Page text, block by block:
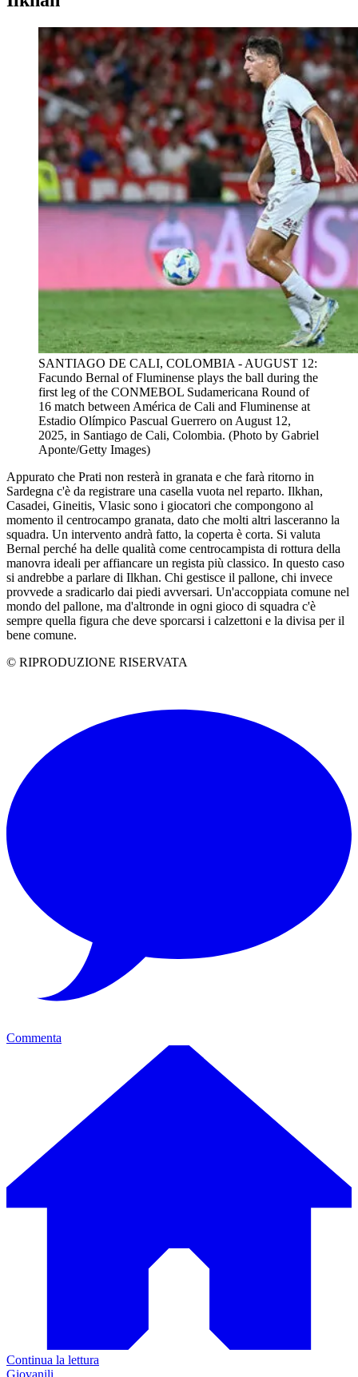
SANTIAGO DE CALI, COLOMBIA - AUGUST 12:
Facundo Bernal of Fluminense plays the ball during the
first leg of the CONMEBOL Sudamericana Round of
16 match between América de Cali and Fluminense at
Estadio Olímpico Pascual Guerrero on August 12,
2025, in Santiago de Cali, Colombia. (Photo by Gabriel
Aponte/Getty Images)
Appurato che Prati non resterà in granata e che farà ritorno in
Sardegna c'è da registrare una casella vuota nel reparto. Ilkhan,
Casadei, Gineitis, Vlasic sono i giocatori che compongono al
momento il centrocampo granata, dato che molti altri lasceranno la
squadra. Un intervento andrà fatto, la coperta è corta. Si valuta
Bernal perché ha delle qualità come centrocampista di rottura della
manovra ideali per affiancare un regista più classico. In questo caso
si andrebbe a parlare di Ilkhan. Chi gestisce il pallone, chi invece
provvede a sradicarlo dai piedi avversari. Un'accoppiata comune nel
mondo del pallone, ma d'altronde in ogni gioco di squadra c'è
sempre quella figura che deve sporcarsi i calzettoni e la divisa per il
bene comune.
© RIPRODUZIONE RISERVATA
Commenta
Continua la lettura